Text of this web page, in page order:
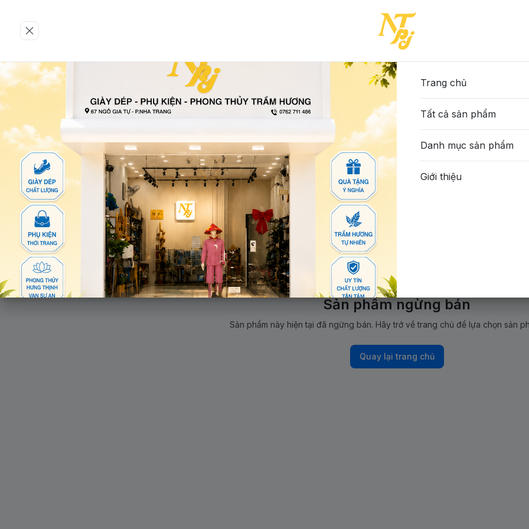
Sản phẩm ngừng bán
Sản phẩm này hiện tại đã ngừng bán. Hãy trở về trang chủ để lựa chọn sản
Quay lại trang chủ
Trang chủ
Tất cả sản phẩm
Danh mục sản phẩm
Giới thiệu